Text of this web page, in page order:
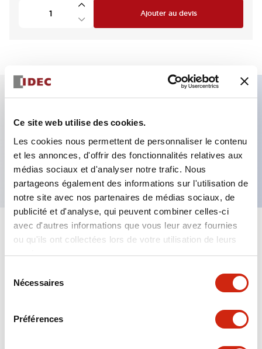
Ce site web utilise des cookies.
Les cookies nous permettent de personnaliser le contenu
et les annonces, d'offrir des fonctionnalités relatives aux
médias sociaux et d'analyser notre trafic. Nous
partageons également des informations sur l'utilisation de
notre site avec nos partenaires de médias sociaux, de
publicité et d'analyse, qui peuvent combiner celles-ci
avec d'autres informations que vous leur avez fournies
ou qu'ils ont collectées lors de votre utilisation de leurs
services.
Nécessaires
Préférences
Ajouter au devis
Caractéristiques clés
Alimentation 100-240VAC, bornier à vis, câblage
séparé/commun, sortie source, 6 canaux
Spécifications Tout développer
Mounting and Installation Specifications